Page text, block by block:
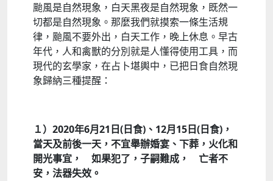
颱風是自然現象，白天黑夜是自然現象，既然一
切都是自然現象。那麼我們就摸索一條生活規
律，颱風不要外出，白天工作，晚上休息。早古
年代，人和禽獸的分別就是人懂得使用工具，而
現代的玄學家，在占卜堪輿中，已把日食自然現
象歸納三種提醒：
１） 2020年6月21 日(日食) 、 12月15日(日食) ，
當天及前後一天，不宜舉辦婚宴、下葬，火化和
開光事宜， 如果犯了，子嗣難成， 亡者不
安，法器失效。